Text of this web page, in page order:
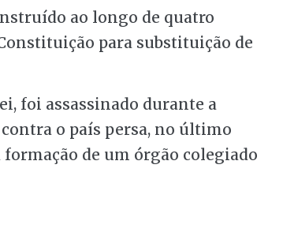
ao longo de quatro
para substituição de
foi assassinado durante a
o país persa, no último
formação de um órgão colegiado